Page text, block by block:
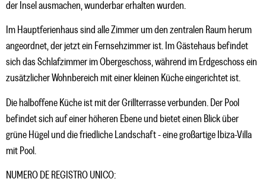
der Insel ausmachen, wunderbar erhalten wurden.
Im Hauptferienhaus sind alle Zimmer um den zentralen Raum herum
angeordnet, der jetzt ein Fernsehzimmer ist. Im Gästehaus befindet
sich das Schlafzimmer im Obergeschoss, während im Erdgeschoss ein
zusätzlicher Wohnbereich mit einer kleinen Küche eingerichtet ist.
Die halboffene Küche ist mit der Grillterrasse verbunden. Der Pool
befindet sich auf einer höheren Ebene und bietet einen Blick über
grüne Hügel und die friedliche Landschaft - eine großartige Ibiza-Villa
mit Pool.
NUMERO DE REGISTRO UNICO: